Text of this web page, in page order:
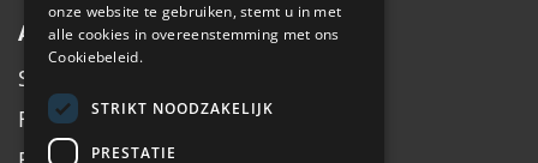
Algemeen
Service
Fiets inruilen
onze website te gebruiken, stemt u in met
alle cookies in overeenstemming met ons
Cookiebeleid.
STRIKT NOODZAKELIJK
PRESTATIE